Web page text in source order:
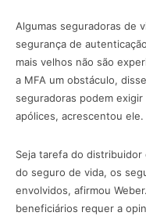
Algumas seguradoras de
segurança de
mais velhos não são
a MFA um obstáculo,
seguradoras podem
apólices, acrescentou ele.
Seja tarefa do
do seguro de vida, os
envolvidos, afirmou
beneficiários requer a